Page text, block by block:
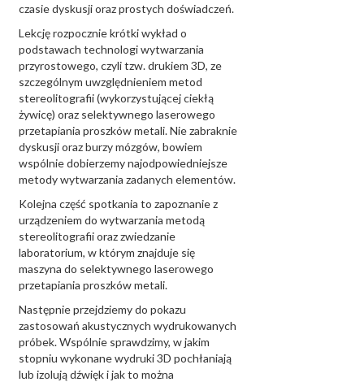
czasie dyskusji oraz prostych doświadczeń.
Lekcję rozpocznie krótki wykład o
podstawach technologi wytwarzania
przyrostowego, czyli tzw. drukiem 3D, ze
szczególnym uwzględnieniem metod
stereolitografii (wykorzystującej ciekłą
żywicę) oraz selektywnego laserowego
przetapiania proszków metali. Nie zabraknie
dyskusji oraz burzy mózgów, bowiem
wspólnie dobierzemy najodpowiedniejsze
metody wytwarzania zadanych elementów.
Kolejna część spotkania to zapoznanie z
urządzeniem do wytwarzania metodą
stereolitografii oraz zwiedzanie
laboratorium, w którym znajduje się
maszyna do selektywnego laserowego
przetapiania proszków metali.
Następnie przejdziemy do pokazu
zastosowań akustycznych wydrukowanych
próbek. Wspólnie sprawdzimy, w jakim
stopniu wykonane wydruki 3D pochłaniają
lub izolują dźwięk i jak to można